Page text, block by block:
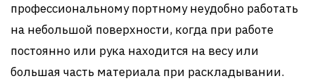
профессиональному портному неудобно работать
на небольшой поверхности, когда при работе
постоянно или рука находится на весу или
большая часть материала при раскладывании.